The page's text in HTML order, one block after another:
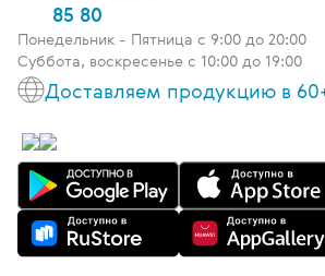
85 80
Понедельник - Пятница c 9:00 до 20:00
Суббота, воскресенье с 10:00 до 19:00
Доставляем продукцию в